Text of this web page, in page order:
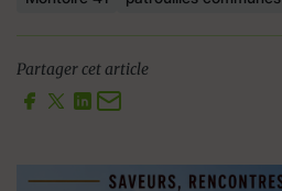
Partager cet article